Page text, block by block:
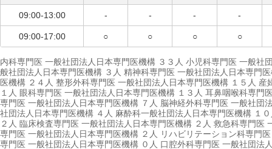
09:00-13:00 - - - -
09:00-17:00 ○ ○ ○ ○
内科専門医 一般社団法人日本専門医機構 ３３人 小児科専門医 一般社
般社団法人日本専門医機構 ３人 精神科専門医 一般社団法人日本専門
医機構 ２４人 整形外科専門医 一般社団法人日本専門医機構 １５人
１人 眼科専門医 一般社団法人日本専門医機構 １３人 耳鼻咽喉科専門
専門医 一般社団法人日本専門医機構 ７人 脳神経外科専門医 一般社団
社団法人日本専門医機構 ４人 麻酔科一般社団法人日本専門医機構 １
２人 臨床検査専門医 一般社団法人日本専門医機構 ２人 救急科専門医
専門医 一般社団法人日本専門医機構 ２人 リハビリテーション科専門
専門医 一般社団法人日本専門医機構 ０人 口腔外科専門医 一般社団法